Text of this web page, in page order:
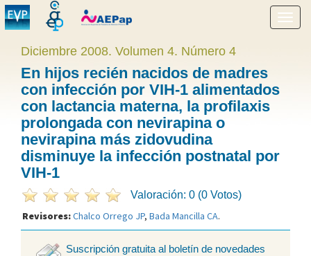
menú
Diciembre 2008. Volumen 4. Número 4
En hijos recién nacidos de madres
con infección por VIH-1 alimentados
con lactancia materna, la profilaxis
prolongada con nevirapina o
nevirapina más zidovudina
disminuye la infección postnatal por
VIH-1
Valoración: 0 (0 Votos)
Revisores:Chalco Orrego JP, Bada Mancilla CA.
Suscripción gratuita al boletín de novedades